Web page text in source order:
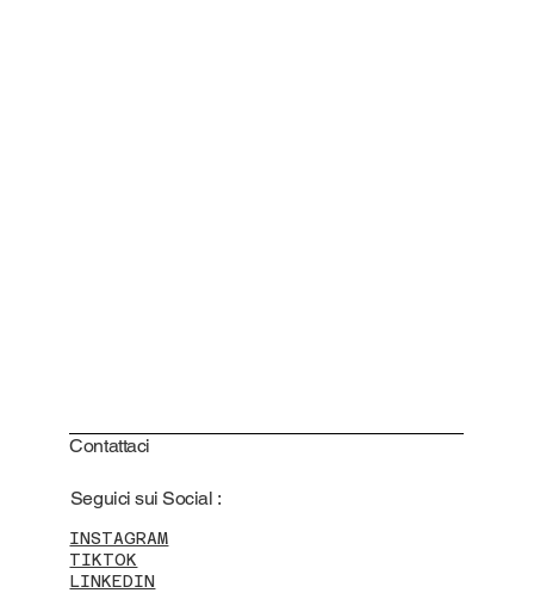
Contattaci
INSTAGRAM
TIKTOK
LINKEDIN
Seguici sui Social :